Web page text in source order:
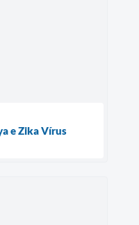
e Zika Vírus